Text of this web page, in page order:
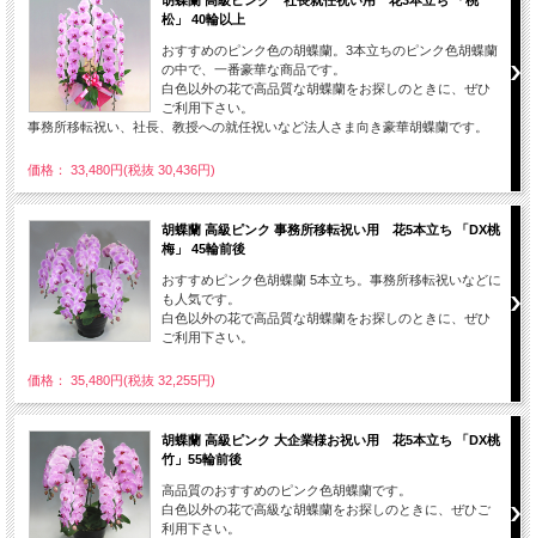
松」 40輪以上
おすすめのピンク色の胡蝶蘭。3本立ちのピンク色胡蝶蘭
の中で、一番豪華な商品です。
白色以外の花で高品質な胡蝶蘭をお探しのときに、ぜひ
ご利用下さい。
事務所移転祝い、社長、教授への就任祝いなど法人さま向き豪華胡蝶蘭です。
価格： 33,480円(税抜 30,436円)
胡蝶蘭 高級ピンク 事務所移転祝い用 花5本立ち 「DX桃
梅」 45輪前後
おすすめピンク色胡蝶蘭 5本立ち。事務所移転祝いなどに
も人気です。
白色以外の花で高品質な胡蝶蘭をお探しのときに、ぜひ
ご利用下さい。
価格： 35,480円(税抜 32,255円)
胡蝶蘭 高級ピンク 大企業様お祝い用 花5本立ち 「DX桃
竹」55輪前後
高品質のおすすめのピンク色胡蝶蘭です。
白色以外の花で高級な胡蝶蘭をお探しのときに、ぜひご
利用下さい。